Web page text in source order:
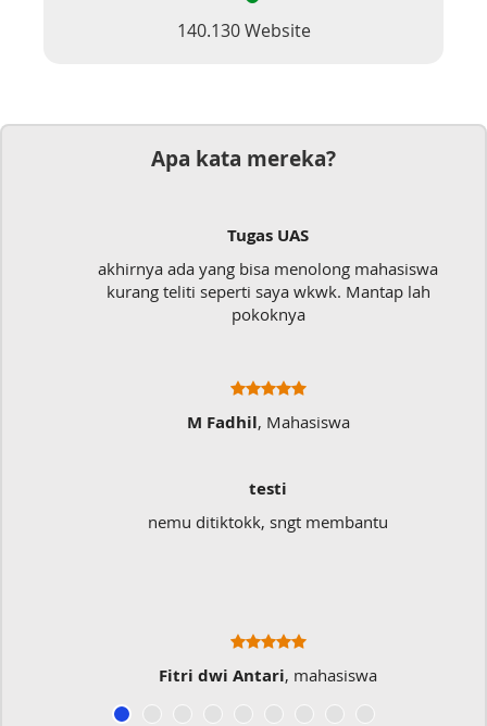
140.130 Website
Apa kata mereka?
menolong mahasiswa
saya wkwk. Mantap lah
Mudah sekali, tinggal
Sangat membantu buat